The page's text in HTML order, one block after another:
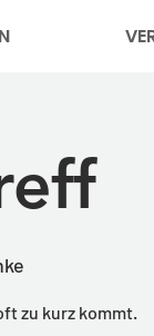
zu kurz kommt.